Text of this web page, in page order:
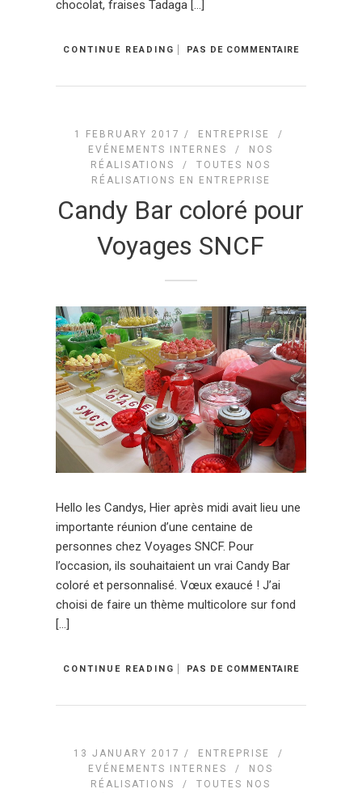
chocolat, fraises Tadaga […]
CONTINUE READING PAS DE COMMENTAIRE
1 FEBRUARY 2017 / ENTREPRISE
/
EVÉNEMENTS INTERNES
/
NOS
RÉALISATIONS
/TOUTES NOS
RÉALISATIONS EN ENTREPRISE
Candy Bar coloré pour
Voyages SNCF
Hello les Candys, Hier après midi avait lieu une
importante réunion d’une centaine de
personnes chez Voyages SNCF. Pour
l’occasion, ils souhaitaient un vrai Candy Bar
coloré et personnalisé. Vœux exaucé ! J’ai
choisi de faire un thème multicolore sur fond
[…]
CONTINUE READING PAS DE COMMENTAIRE
13 JANUARY 2017 / ENTREPRISE
/
EVÉNEMENTS INTERNES
/
NOS
RÉALISATIONS
/TOUTES NOS